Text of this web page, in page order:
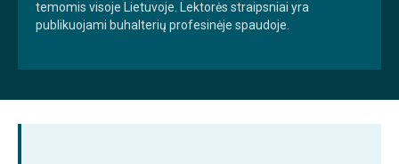
temomis visoje Lietuvoje. Lektorės straipsniai yra
publikuojami buhalterių profesinėje spaudoje.